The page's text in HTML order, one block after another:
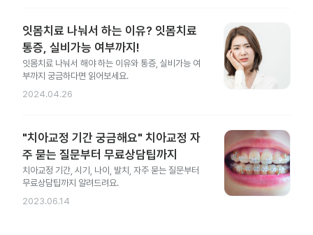
잇몸치료 나눠서 하는 이유? 잇몸치료
통증, 실비가능 여부까지!
잇몸치료 나눠서 해야 하는 이유와 통증, 실비가능 여
부까지 궁금하다면 읽어보세요.
2024.04.26
"치아교정 기간 궁금해요" 치아교정 자
주 묻는 질문부터 무료상담팁까지
치아교정 기간, 시기, 나이, 발치, 자주 묻는 질문부터
무료상담팁까지 알려드려요.
2023.06.14